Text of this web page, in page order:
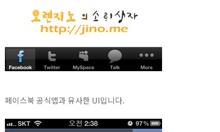
페이스북 공식앱과 유사한 UI입니다.